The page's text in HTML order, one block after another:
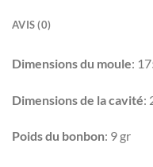
AVIS (0)
Dimensions du moule:
Dimensions de la cavité:
Poids du bonbon: 9 gr